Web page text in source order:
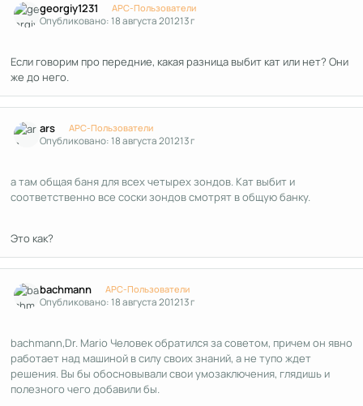
georgiy1231 APC-Пользователи
Опубликовано:18 августа 201213 г
Если говорим про передние, какая разница выбит кат или нет? Они
же до него.
ars APC-Пользователи
Опубликовано:18 августа 201213 г
а там общая баня для всех четырех зондов. Кат выбит и
соответственно все соски зондов смотрят в общую банку.
Это как?
bachmann APC-Пользователи
Опубликовано:18 августа 201213 г
bachmann,Dr. Mario Человек обратился за советом, причем он явно
работает над машиной в силу своих знаний, а не тупо ждет
решения. Вы бы обосновывали свои умозаключения, глядишь и
полезного чего добавили бы.